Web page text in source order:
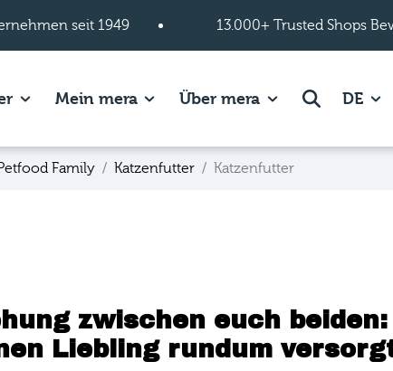
seit 1949 13.000+ Trusted Shops
of Katzenfutter page.
Show subpages of Ratgeber page.
Mein meraShow subpages of Mein mera
Über meraShow subpages
Suche DE
Family Katzenfutter Katzenfutter
zwischen euch
Liebling rundum